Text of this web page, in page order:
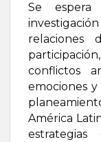
Se
relaciones
conflictos
emociones y
América